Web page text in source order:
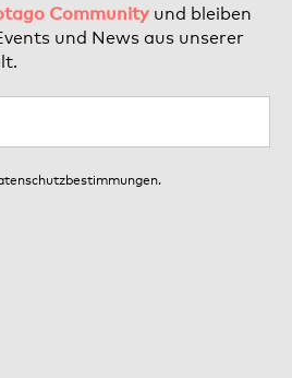
Communityund bleiben
und News aus unserer
.